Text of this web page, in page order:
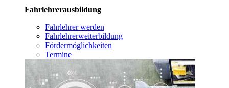
Fahrlehrerausbildung
Fahrlehrer werden
Fahrlehrerweiterbildung
Fördermöglichkeiten
Termine